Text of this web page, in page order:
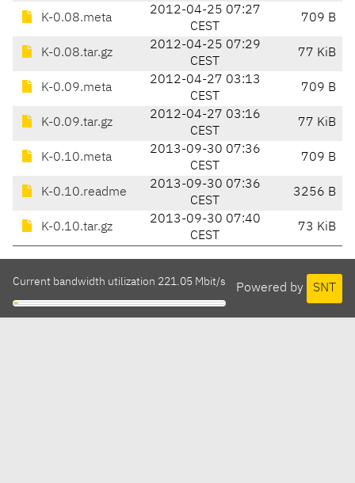
K-0.08.meta
2012-04-25 07:27
CEST
709 B
K-0.08.tar.gz
2012-04-25 07:29
CEST
77 KiB
K-0.09.meta
2012-04-27 03:13
CEST
709 B
K-0.09.tar.gz
2012-04-27 03:16
CEST
77 KiB
K-0.10.meta
2013-09-30 07:36
CEST
709 B
K-0.10.readme
2013-09-30 07:36
CEST
3256 B
K-0.10.tar.gz
2013-09-30 07:40
CEST
73 KiB
Powered by SNT
Current bandwidth utilization 221.05 Mbit/s